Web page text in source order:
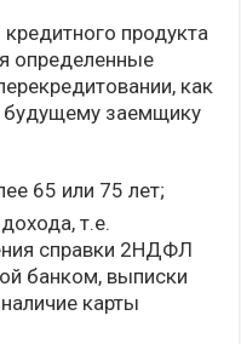
продукта
определенные
как
будущему заемщику
65 или 75 лет;
т.е.
справки 2НДФЛ
банком, выписки
карты